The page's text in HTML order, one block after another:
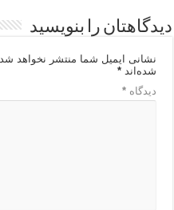
دیدگاهتان را بنویسید
نشانی ایمیل شما منتشر نخواهد شد.
شده‌اند*
دیدگاه*